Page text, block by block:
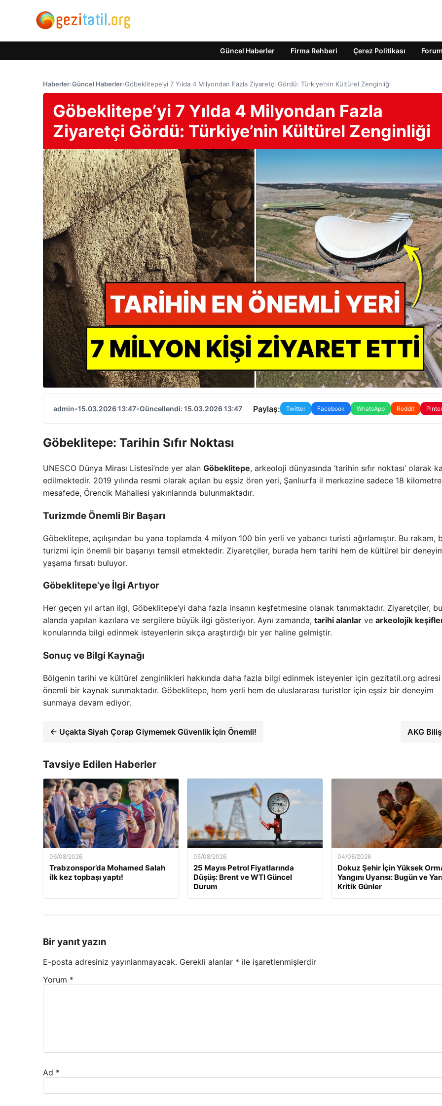
Güncel Haberler Firma Rehberi Çerez Politikası Forum
Haberler›Güncel Haberler›Göbeklitepe’yi 7 Yılda 4 Milyondan Fazla Ziyaretçi Gördü: Türkiye’nin Kültürel Zenginliği
Göbeklitepe’yi 7 Yılda 4 Milyondan Fazla
Ziyaretçi Gördü: Türkiye’nin Kültürel Zenginliği
admin•15.03.2026 13:47•Güncellendi: 15.03.2026 13:47 Paylaş: Twitter Facebook WhatsApp Reddit
Göbeklitepe: Tarihin Sıfır Noktası
UNESCO Dünya Mirası Listesi’nde yer alan Göbeklitepe, arkeoloji dünyasında ‘tarihin sıfır noktası’ olarak
edilmektedir. 2019 yılında resmi olarak açılan bu eşsiz ören yeri, Şanlıurfa il merkezine sadece 18 kilometre
mesafede, Örencik Mahallesi yakınlarında bulunmaktadır.
Turizmde Önemli Bir Başarı
Göbeklitepe, açılışından bu yana toplamda 4 milyon 100 bin yerli ve yabancı turisti ağırlamıştır. Bu rakam,
turizmi için önemli bir başarıyı temsil etmektedir. Ziyaretçiler, burada hem tarihi hem de kültürel bir
yaşama fırsatı buluyor.
Göbeklitepe’ye İlgi Artıyor
Her geçen yıl artan ilgi, Göbeklitepe’yi daha fazla insanın keşfetmesine olanak tanımaktadır. Ziyaretçiler, bu
alanda yapılan kazılara ve sergilere büyük ilgi gösteriyor. Aynı zamanda, tarihi alanlar ve arkeolojik
konularında bilgi edinmek isteyenlerin sıkça araştırdığı bir yer haline gelmiştir.
Sonuç ve Bilgi Kaynağı
Bölgenin tarihi ve kültürel zenginlikleri hakkında daha fazla bilgi edinmek isteyenler için gezitatil.org adresi
önemli bir kaynak sunmaktadır. Göbeklitepe, hem yerli hem de uluslararası turistler için eşsiz bir deneyim
sunmaya devam ediyor.
← Uçakta Siyah Çorap Giymemek Güvenlik İçin Önemli! AKG
Tavsiye Edilen Haberler
06/08/2026
Trabzonspor’da Mohamed Salah
ilk kez topbaşı yaptı!
05/08/2026
25 Mayıs Petrol Fiyatlarında
Düşüş: Brent ve WTI Güncel
Durum
04/08/2026
Dokuz Şehir İçin Yüksek
Yangını Uyarısı: Bugün ve
Kritik Günler
Bir yanıt yazın
E-posta adresiniz yayınlanmayacak. Gerekli alanlar * ile işaretlenmişlerdir
Yorum *
Ad *